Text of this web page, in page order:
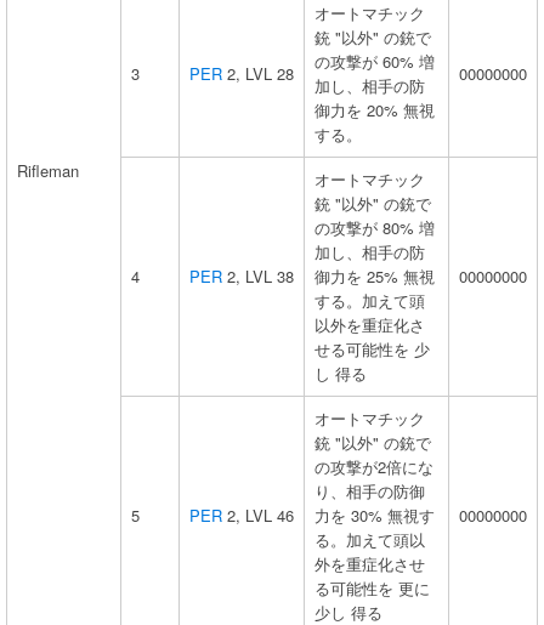
Rifleman
3 PER 2, LVL 28
オートマチック
銃 "以外" の銃で
の攻撃が 60% 増
加し、相手の防
御力を 20% 無視
する。
00000000
4 PER 2, LVL 38
オートマチック
銃 "以外" の銃で
の攻撃が 80% 増
加し、相手の防
御力を 25% 無視
する。加えて頭
以外を重症化さ
せる可能性を 少
し 得る
00000000
5 PER 2, LVL 46
オートマチック
銃 "以外" の銃で
の攻撃が2倍にな
り、相手の防御
力を 30% 無視す
る。加えて頭以
外を重症化させ
る可能性を 更に
少し 得る
00000000